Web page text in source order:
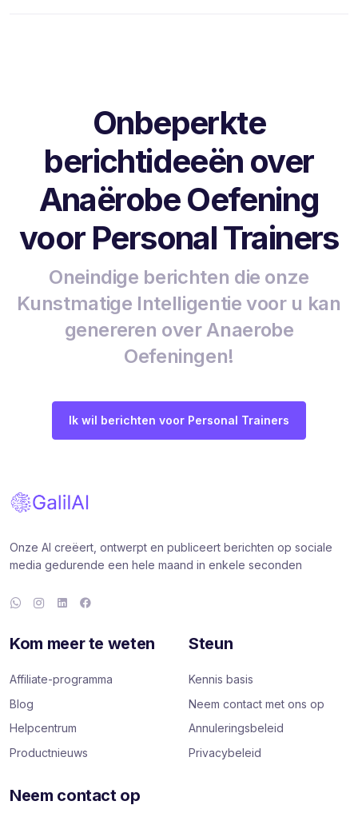
Onbeperkte
berichtideeën over
Anaërobe Oefening
voor Personal Trainers
Oneindige berichten die onze
Kunstmatige Intelligentie voor u kan
genereren over Anaerobe
Oefeningen!
Ik wil berichten voor Personal Trainers
Onze AI creëert, ontwerpt en publiceert berichten op sociale
media gedurende een hele maand in enkele seconden
Kom meer te weten
Affiliate-programma
Blog
Helpcentrum
Productnieuws
Steun
Kennis basis
Neem contact met ons op
Annuleringsbeleid
Privacybeleid
Neem contact op